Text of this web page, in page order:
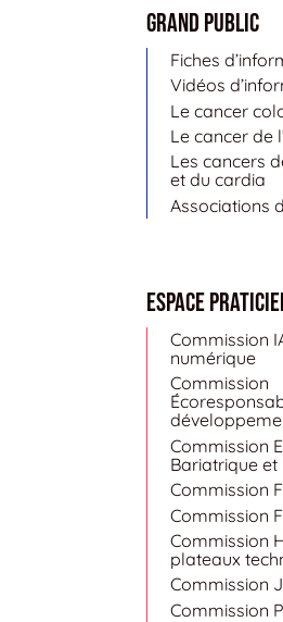
Grand public
Fiches
Vidéos
Le cancer
Le cancer de
Les cancers
et du cardia
Associations
Espace
Commission
numérique
Commission
Commission
Bariatrique
Commission
Commission
Commission
plateaux
Commission
Commission